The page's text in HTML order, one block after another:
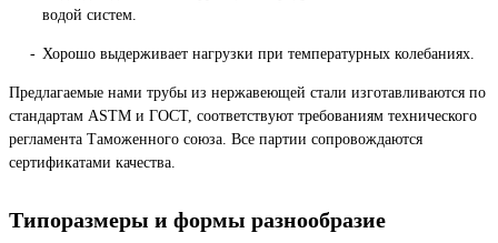
водой систем.
Хорошо выдерживает нагрузки при температурных колебаниях.
Предлагаемые нами трубы из нержавеющей стали изготавливаются по
стандартам ASTM и ГОСТ, соответствуют требованиям технического
регламента Таможенного союза. Все партии сопровождаются
сертификатами качества.
Типоразмеры и формы разнообразие